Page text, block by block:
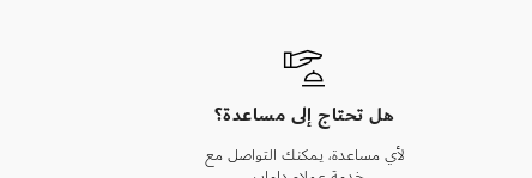
هل تحتاج إلى مساعدة؟
لأي مساعدة، يمكنك التواصل مع